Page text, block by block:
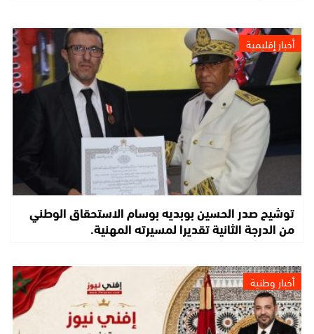
أخبار إقليمية
توشيح صدر الحسين بوبديه بوسام الاستحقاق الوطني
من الدرجة الثانية تقديرا لمسيرته المهنية.
أخبار وطنية